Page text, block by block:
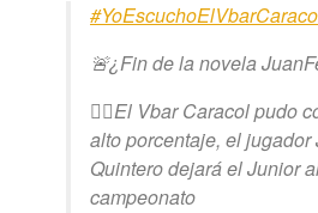
🚨¿Fin de la novela
👉🏼El Vbar Caracol pudo
alto porcentaje, el jugador
Quintero dejará el Junior
campeonato